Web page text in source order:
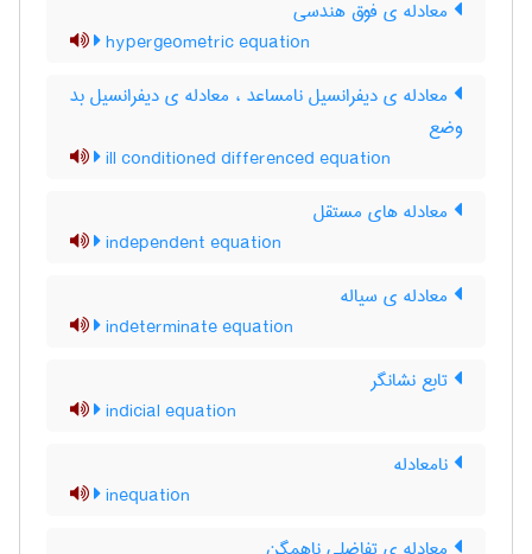
معادله ی فوق هندسی
hypergeometric equation
معادله ی دیفرانسیل نامساعد ، معادله ی دیفرانسیل بد
وضع
ill conditioned differenced equation
معادله های مستقل
independent equation
معادله ی سیاله
indeterminate equation
تابع نشانگر
indicial equation
نامعادله
inequation